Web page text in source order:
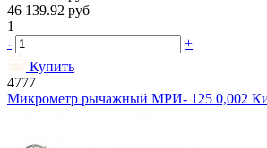
46 139.92 руб
1
-
+
Купить
4777
Микрометр рычажный МРИ- 125 0,002